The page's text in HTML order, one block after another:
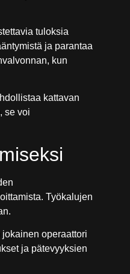
tuloksia
ja parantaa
kun
kattavan
se voi
Työkalujen
operaattori
ja pätevyyksien